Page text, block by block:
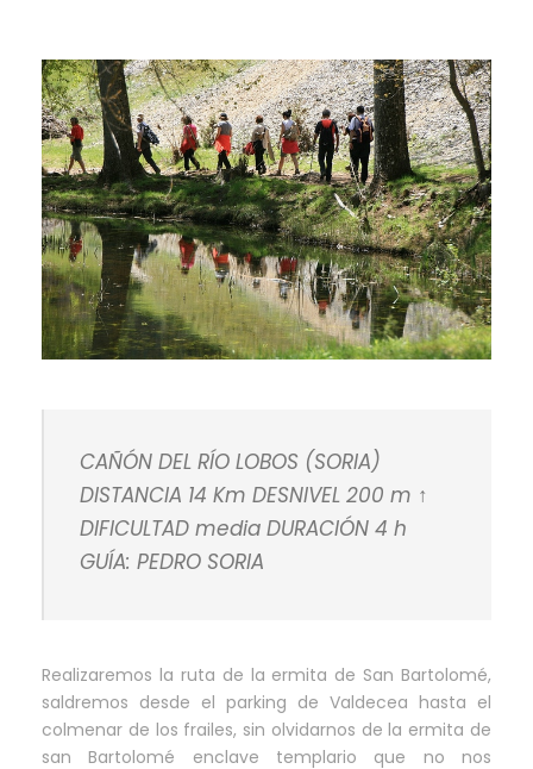
CAÑÓN DEL RÍO LOBOS (SORIA)
DISTANCIA 14 Km DESNIVEL 200 m ↑
DIFICULTAD media DURACIÓN 4 h
GUÍA: PEDRO SORIA
Realizaremos la ruta de la ermita de San Bartolomé,
saldremos desde el parking de Valdecea hasta el
colmenar de los frailes, sin olvidarnos de la ermita de
san Bartolomé enclave templario que no nos